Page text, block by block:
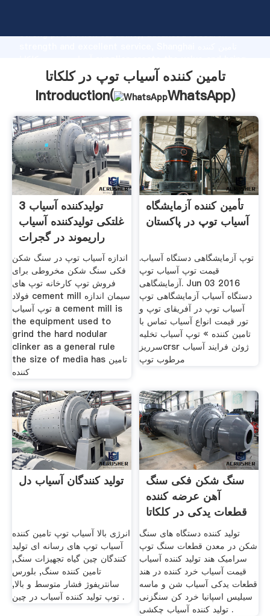
strong production capability, advanced research
values to all of customers.
تامین کننده آسیاب توپ در کلکاتا
Introduction(
WhatsApp)
3 تولیدکننده آسیاب
غلتکی تولیدکننده آسیاب
راریموند در گجرات
اندازه آسیاب توپ در سنگ شکن
فکی سنگ شکن مخروطی برای
فروش توپ کارخانه توپ های
فولاد cement mill سیمان اندازه
توپ آسیاب a cement mill is
the equipment used to
grind the hard nodular
clinker as a general rule
the size of media has تامین
کننده
تأمین کننده آزمایشگاه
آسیاب توپ در پاکستان
توپ آزمایشگاهی دستگاه آسیاب.
قیمت توپ آسیاب توپ
آزمایشگاهی. Jun 03 2016
دستگاه آسیاب آزمایشگاهی توپ
آسیاب توپ در آفریقای توپ و
تور قیمت انواع آسیاب تماس با
تامین کننده » توپ آسیاب تخلیه
سرریزcrsr ژوئن فرایند آسیاب
مرطوب توپ
تولید کنندگان آسیاب دل
انرژی بالا آسیاب توپ تامین کننده
آسیاب توپ های رسانه ای تولید
کنندگان چین گیاه تجهیزات سنگ,
تامین کننده سنگ, بلورس
سانتریفوژ فشار متوسط و بالا,
توپ تولید کننده آسیاب در چین .
سنگ شکن فکی سنگ
آهن عرضه کننده
قطعات یدکی در کلکاتا
یا هو است
تولید کننده دستگاه های سنگ
شکن در معدن قطعات سنگ توپ
سرامیک هند تولید کننده آسیاب
قیمت آسیاب خرد کننده در هند
قطعات یدکی آسیاب شن و ماسه
سیلیس اسپانیا خرد کن سنگزنی
تولید کننده آسیاب چکشی .